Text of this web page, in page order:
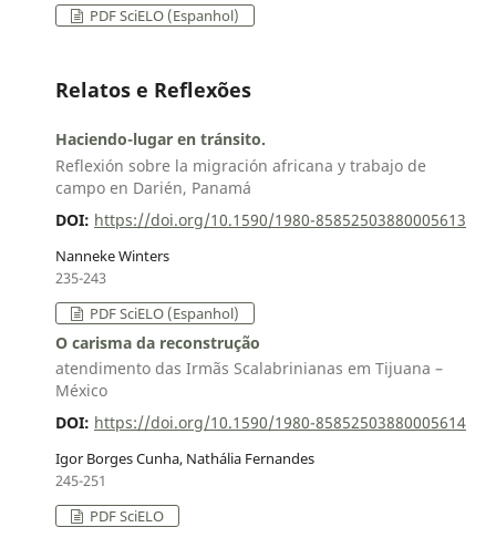
PDF SciELO (Espanhol)
Relatos e Reflexões
Haciendo-lugar en tránsito.
Reflexión sobre la migración africana y trabajo de
campo en Darién, Panamá
DOI: https://doi.org/10.1590/1980-85852503880005613
Nanneke Winters
235-243
PDF SciELO (Espanhol)
O carisma da reconstrução
atendimento das Irmãs Scalabrinianas em Tijuana –
México
DOI: https://doi.org/10.1590/1980-85852503880005614
Igor Borges Cunha, Nathália Fernandes
245-251
PDF SciELO